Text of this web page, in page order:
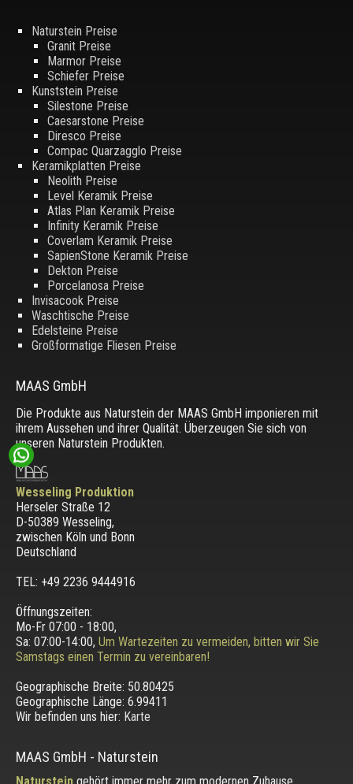
Naturstein Preise
Granit Preise
Marmor Preise
Schiefer Preise
Kunststein Preise
Silestone Preise
Caesarstone Preise
Diresco Preise
Compac Quarzagglo Preise
Keramikplatten Preise
Neolith Preise
Level Keramik Preise
Atlas Plan Keramik Preise
Infinity Keramik Preise
Coverlam Keramik Preise
SapienStone Keramik Preise
Dekton Preise
Porcelanosa Preise
Invisacook Preise
Waschtische Preise
Edelsteine Preise
Großformatige Fliesen Preise
MAAS GmbH
Die Produkte aus Naturstein der MAAS GmbH imponieren mit
ihrem Aussehen und ihrer Qualität. Überzeugen Sie sich von
unseren Naturstein Produkten.
Wesseling Produktion
Herseler Straße 12
D-50389 Wesseling,
zwischen Köln und Bonn
Deutschland
TEL: +49 2236 9444916
Öffnungszeiten:
Mo-Fr 07:00 - 18:00,
Sa: 07:00-14:00, Um Wartezeiten zu vermeiden, bitten wir Sie
Samstags einen Termin zu vereinbaren!
Geographische Breite: 50.80425
Geographische Länge: 6.99411
Wir befinden uns hier: Karte
MAAS GmbH - Naturstein
Natursteingehört immer mehr zum modernen Zuhause.